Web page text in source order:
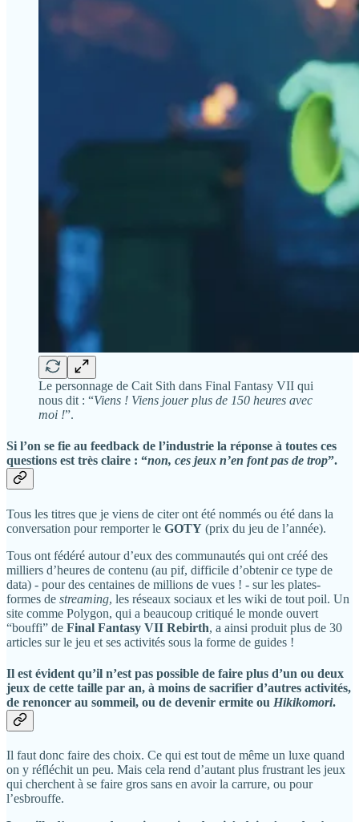
Le personnage de Cait Sith dans Final Fantasy VII qui
nous dit : “Viens ! Viens jouer plus de 150 heures avec
moi !”.
Si l’on se fie au feedback de l’industrie la réponse à toutes ces
questions est très claire : “non, ces jeux n’en font pas de trop”.
Tous les titres que je viens de citer ont été nommés ou été dans la
conversation pour remporter le GOTY (prix du jeu de l’année).
Tous ont fédéré autour d’eux des communautés qui ont créé des
milliers d’heures de contenu (au pif, difficile d’obtenir ce type de
data) - pour des centaines de millions de vues ! - sur les plates-
formes de streaming, les réseaux sociaux et les wiki de tout poil. Un
site comme Polygon, qui a beaucoup critiqué le monde ouvert
“bouffi” de Final Fantasy VII Rebirth, a ainsi produit plus de 30
articles sur le jeu et ses activités sous la forme de guides !
Il est évident qu’il n’est pas possible de faire plus d’un ou deux
jeux de cette taille par an, à moins de sacrifier d’autres activités,
de renoncer au sommeil, ou de devenir ermite ou Hikikomori.
Il faut donc faire des choix. Ce qui est tout de même un luxe quand
on y réfléchit un peu. Mais cela rend d’autant plus frustrant les jeux
qui cherchent à se faire gros sans en avoir la carrure, ou pour
l’esbrouffe.